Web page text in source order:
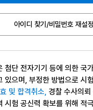
아이디 찾기/비밀번호 재설정
첨단 전자기기 등에 의한 국
있으며, 부정한 방법으로 시
및 합격취소, 경찰 수사의
시험 공신력 확보를 위해 적